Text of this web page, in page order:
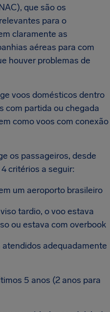
que são os
para o
claramente as
aéreas para com
houver problemas de
voos domésticos dentro
com partida ou chegada
como voos com conexão
os passageiros, desde
critérios a seguir:
um aeroporto brasileiro
tardio, o voo estava
ou estava com overbook
adequadamente
5 anos (2 anos para